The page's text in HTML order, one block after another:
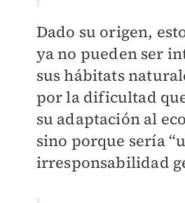
Dado su origen,
ya no pueden ser
sus hábitats
por la dificultad
su adaptación al
sino porque sería
irresponsabilidad